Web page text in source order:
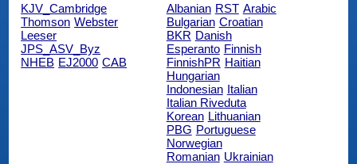
KJV_Cambridge
Thomson Webster
Leeser
JPS_ASV_Byz
NHEB EJ2000 CAB
Albanian RST Arabic
Bulgarian Croatian
BKR Danish
Esperanto Finnish
FinnishPR Haitian
Hungarian
Indonesian Italian
Italian Riveduta
Korean Lithuanian
PBG Portuguese
Norwegian
Romanian Ukrainian